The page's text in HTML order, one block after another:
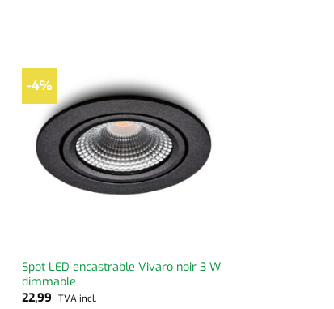
-4%
Spot LED encastrable Vivaro noir 3 W
dimmable
22,99 TVA incl.